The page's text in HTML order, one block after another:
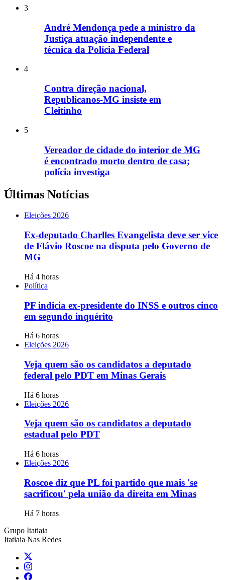
3
André Mendonça pede a ministro da
Justiça atuação independente e
técnica da Polícia Federal
4
Contra direção nacional,
Republicanos-MG insiste em
Cleitinho
5
Vereador de cidade do interior de MG
é encontrado morto dentro de casa;
polícia investiga
Últimas Notícias
Eleições 2026
Ex-deputado Charlles Evangelista deve ser vice
de Flávio Roscoe na disputa pelo Governo de
MG
Há 4 horas
Política
PF indicia ex-presidente do INSS e outros cinco
em segundo inquérito
Há 6 horas
Eleições 2026
Veja quem são os candidatos a deputado
federal pelo PDT em Minas Gerais
Há 6 horas
Eleições 2026
Veja quem são os candidatos a deputado
estadual pelo PDT
Há 6 horas
Eleições 2026
Roscoe diz que PL foi partido que mais 'se
sacrificou' pela união da direita em Minas
Há 7 horas
Grupo Itatiaia
Itatiaia Nas Redes